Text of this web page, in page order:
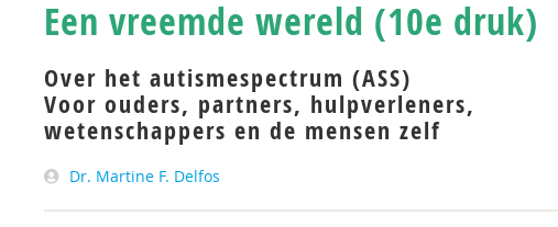
Een vreemde wereld (10e druk)
Over het autismespectrum (ASS)
Voor ouders, partners, hulpverleners,
wetenschappers en de mensen zelf
Dr. Martine F. Delfos